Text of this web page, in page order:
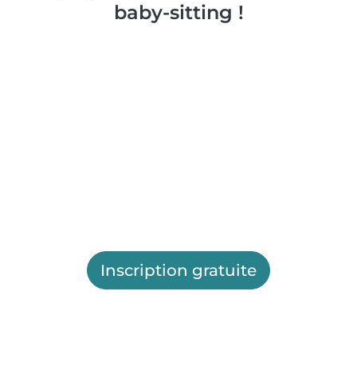
baby-sitting !
Inscription gratuite